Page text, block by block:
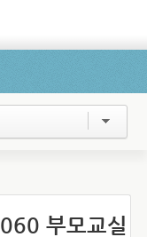
부모교실